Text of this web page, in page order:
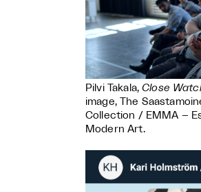
Pilvi Takala,Close
image, The
Collection / EMMA –
Modern Art.